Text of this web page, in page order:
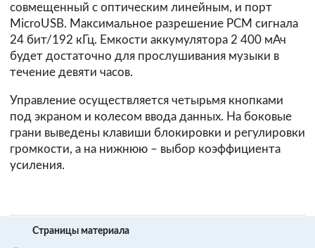
совмещенный с оптическим линейным, и порт
MicroUSB. Максимальное разрешение PCM сигнала
24 бит/192 кГц. Емкости аккумулятора 2 400 мАч
будет достаточно для прослушивания музыки в
течение девяти часов.
Управление осуществляется четырьмя кнопками
под экраном и колесом ввода данных. На боковые
грани выведены клавиши блокировки и регулировки
громкости, а на нижнюю – выбор коэффициента
усиления.
Страницы материала